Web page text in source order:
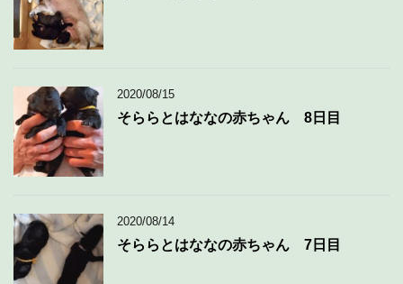
2020/08/15
そららとはななの赤ちゃん 8日目
2020/08/14
そららとはななの赤ちゃん 7日目